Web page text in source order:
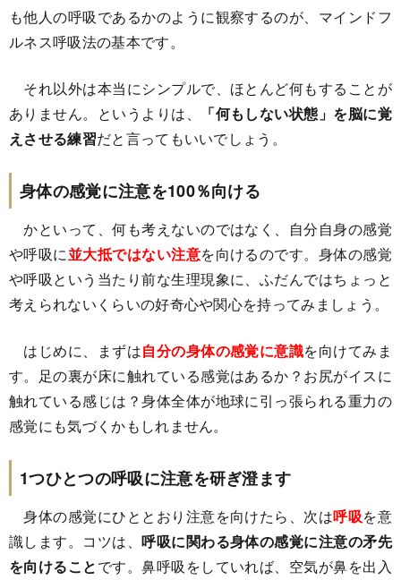
も他人の呼吸であるかのように観察するのが、マインドフ
ルネス呼吸法の基本です。
それ以外は本当にシンプルで、ほとんど何もすることが
ありません。というよりは、
「何もしない状態」を脳に覚
えさせる練習だと言ってもいいでしょう。
身体の感覚に注意を100％向ける
かといって、何も考えないのではなく、自分自身の感覚
や呼吸に並大抵ではない注意を向けるのです。身体の感覚
や呼吸という当たり前な生理現象に、ふだんではちょっと
考えられないくらいの好奇心や関心を持ってみましょう。
はじめに、まずは自分の身体の感覚に意識を向けてみま
す。足の裏が床に触れている感覚はあるか？お尻がイスに
触れている感じは？身体全体が地球に引っ張られる重力の
感覚にも気づくかもしれません。
1つひとつの呼吸に注意を研ぎ澄ます
身体の感覚にひととおり注意を向けたら、次は呼吸を意
識します。コツは、呼吸に関わる身体の感覚に注意の矛先
を向けることです。鼻呼吸をしていれば、空気が鼻を出入